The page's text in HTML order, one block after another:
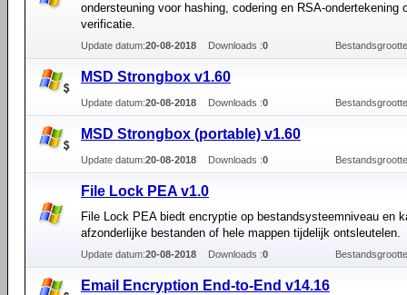
ondersteuning voor hashing, codering en RSA-ondertekening
verificatie.
Update datum:20-08-2018 Downloads :0
MSD Strongbox v1.60
Update datum:20-08-2018 Downloads :0
MSD Strongbox (portable) v1.60
Update datum:20-08-2018 Downloads :0
File Lock PEA v1.0
File Lock PEA biedt encryptie op bestandsysteemniveau en
afzonderlijke bestanden of hele mappen tijdelijk ontsleutelen.
Update datum:20-08-2018 Downloads :0
Email Encryption End-to-End v14.16